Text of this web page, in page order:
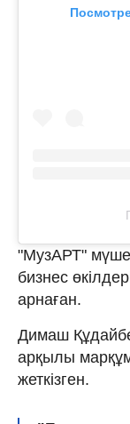
"МузАРТ"
бизнес
арнаған.
Димаш
арқылы
жеткізген.